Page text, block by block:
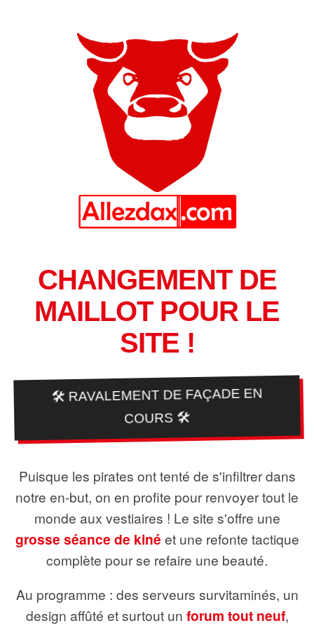
CHANGEMENT DE
MAILLOT POUR LE
SITE !
🛠️ RAVALEMENT DE FAÇADE EN
COURS 🛠️
Puisque les pirates ont tenté de s'infiltrer dans
notre en-but, on en profite pour renvoyer tout le
monde aux vestiaires ! Le site s'offre une
grosse séance de kiné et une refonte tactique
complète pour se refaire une beauté.
Au programme : des serveurs survitaminés, un
design affûté et surtout un forum tout neuf,